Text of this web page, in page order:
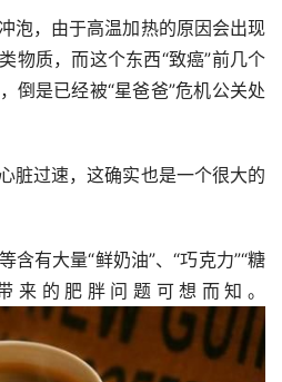
泡，由于高温加热的原因会出现
物质，而这个东西“致癌”前几个
倒是已经被“星爸爸”危机公关处
脏过速，这确实也是一个很大的
含有大量“鲜奶油”、“巧克力”“糖
来的肥胖问题可想而知。